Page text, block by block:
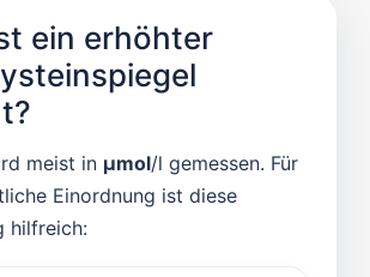
ein erhöhter
meist in µmol/l gemessen. Für
Einordnung ist diese
hilfreich: